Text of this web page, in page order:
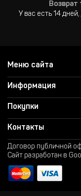
Возврат
У вас есть 14
Меню сайта
Информация
Покупки
Контакты
Договор публичной
Сайт разработан в